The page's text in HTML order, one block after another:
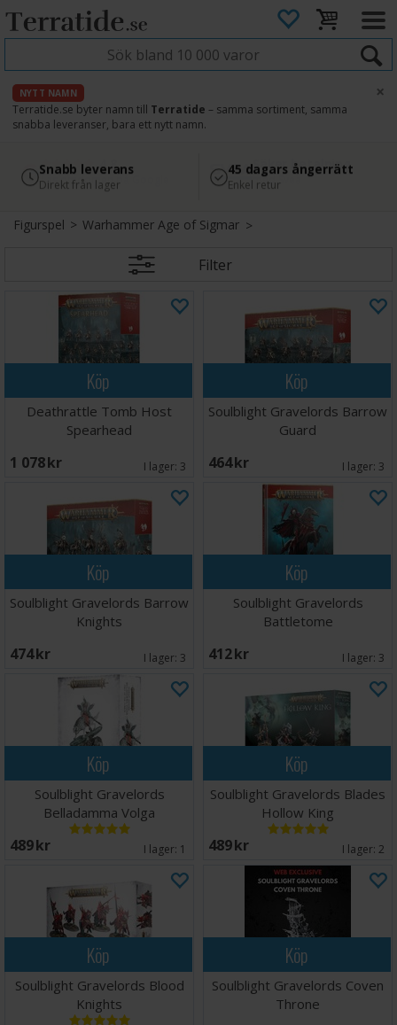
NYTT NAMN
Terratide.se byter namn till Terratide – samma sortiment, samma
snabba leveranser, bara ett nytt namn.
×
4.8
Läs omdömen på Google
Säker betalning
med Svea
Snabb leverans
Direkt från lager
45 dagars ångerrätt
Enkel retur
Figurspel>Warhammer Age of Sigmar
Filter
Köp
Deathrattle Tomb Host
Spearhead
1 078 SEK I lager: 3
Köp
Soulblight Gravelords Barrow
Guard
464 SEK I lager: 3
Köp
Soulblight Gravelords Barrow
Knights
474 SEK I lager: 3
Köp
Soulblight Gravelords
Battletome
412 SEK I lager: 3
Köp
Soulblight Gravelords
Belladamma Volga
489 SEK I lager: 1
Köp
Soulblight Gravelords Blades
Hollow King
489 SEK I lager: 2
Köp
Soulblight Gravelords Blood
Knights
Köp
Soulblight Gravelords Coven
Throne